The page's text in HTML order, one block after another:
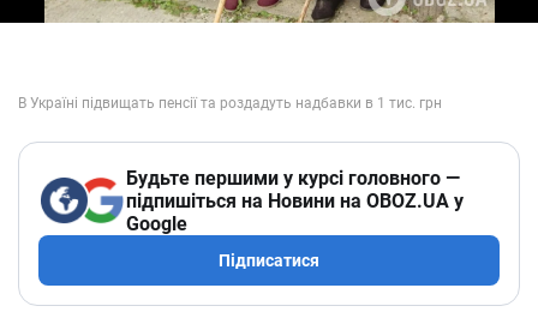
Будьте першими у курсі головного —
підпишіться на Новини на OBOZ.UA у
Google
Підписатися